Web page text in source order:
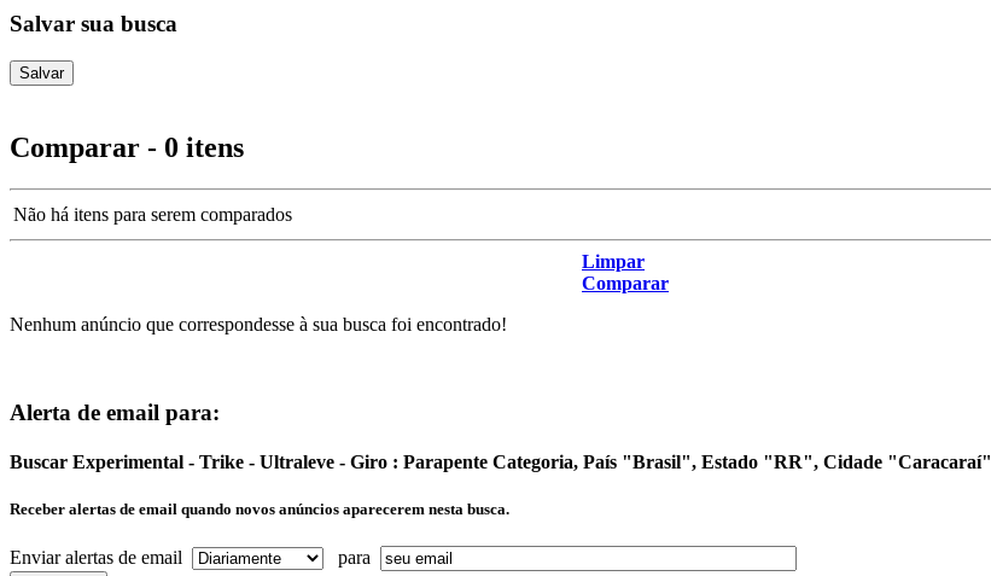
Salvar sua busca
Comparar - 0 itens
Não há itens para serem comparados
Limpar
Comparar
Nenhum anúncio que correspondesse à sua busca foi encontrado!
Alerta de email para:
Buscar Experimental - Trike - Ultraleve - Giro : Parapente Categoria, País "Brasil", Estado "RR", Cidade "Caracaraí"
Receber alertas de email quando novos anúncios aparecerem nesta busca.
Enviar alertas de email para